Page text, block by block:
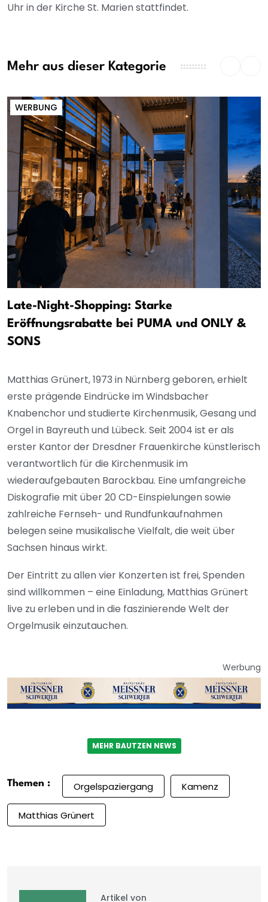
Uhr in der Kirche St. Marien stattfindet.
Mehr aus dieser Kategorie
WERBUNG
Late-Night-Shopping: Starke
Eröffnungsrabatte bei PUMA und ONLY &
SONS
Matthias Grünert, 1973 in Nürnberg geboren, erhielt
erste prägende Eindrücke im Windsbacher
Knabenchor und studierte Kirchenmusik, Gesang und
Orgel in Bayreuth und Lübeck. Seit 2004 ist er als
erster Kantor der Dresdner Frauenkirche künstlerisch
verantwortlich für die Kirchenmusik im
wiederaufgebauten Barockbau. Eine umfangreiche
Diskografie mit über 20 CD-Einspielungen sowie
zahlreiche Fernseh- und Rundfunkaufnahmen
belegen seine musikalische Vielfalt, die weit über
Sachsen hinaus wirkt.
Der Eintritt zu allen vier Konzerten ist frei, Spenden
sind willkommen – eine Einladung, Matthias Grünert
live zu erleben und in die faszinierende Welt der
Orgelmusik einzutauchen.
Werbung
MEHR BAUTZEN NEWS
Themen : Orgelspaziergang Kamenz
Matthias Grünert
Artikel von